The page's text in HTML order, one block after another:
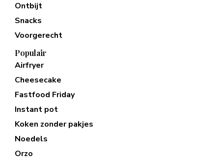
Ontbijt
Snacks
Voorgerecht
Populair
Airfryer
Cheesecake
Fastfood Friday
Instant pot
Koken zonder pakjes
Noedels
Orzo